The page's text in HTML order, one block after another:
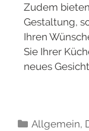
Zudem
Gestaltung,
Ihren
Sie Ihrer
neues
Allgemein,